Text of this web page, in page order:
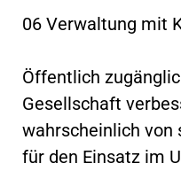
06 Verwaltung mit
Öffentlich
Gesellschaft
wahrscheinlich von
für den Einsatz im